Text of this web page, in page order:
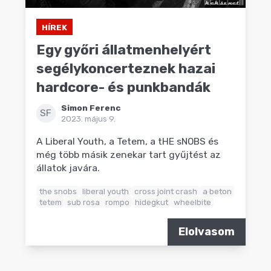
HÍREK
Egy győri állatmenhelyért
segélykoncerteznek hazai
hardcore- és punkbandák
SF
Simon Ferenc
2023. május 9.
A Liberal Youth, a Tetem, a tHE sNOBS és
még több másik zenekar tart gyűjtést az
állatok javára.
the snobs liberal youth cross joint crash
a beton
tetem
sub rosa rompo hidegkut wheelbite
Elolvasom